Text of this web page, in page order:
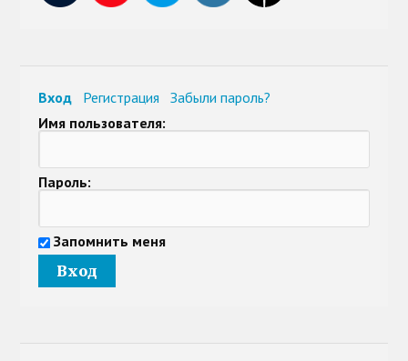
Вход Регистрация
Забыли пароль?
Имя пользователя:
Пароль:
Запомнить меня